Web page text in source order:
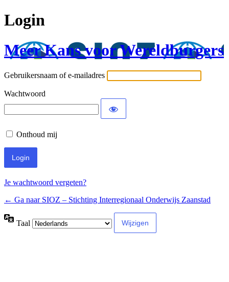
Login
Meer Kans voor Wereldburgers
Gebruikersnaam of e-mailadres
Wachtwoord
Onthoud mij
Je wachtwoord vergeten?
← Ga naar SIOZ – Stichting Interregionaal Onderwijs Zaanstad
Taal